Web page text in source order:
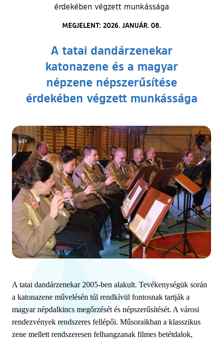
érdekében végzett munkássága
MEGJELENT: 2026. JANUÁR. 08.
A tatai dandárzenekar
katonazene és a magyar
népzene népszerűsítése
érdekében végzett munkássága
A tatai dandárzenekar 2005-ben alakult. Tevékenységük során
a katonazene művelésén túl rendkívül fontosnak tartják a
magyar népdalkincs megőrzését és népszerűsítését. A városi
rendezvények rendszeres fellépői. Műsoraikban a klasszikus
zene mellett rendszeresen felhangzanak filmes betétdalok,